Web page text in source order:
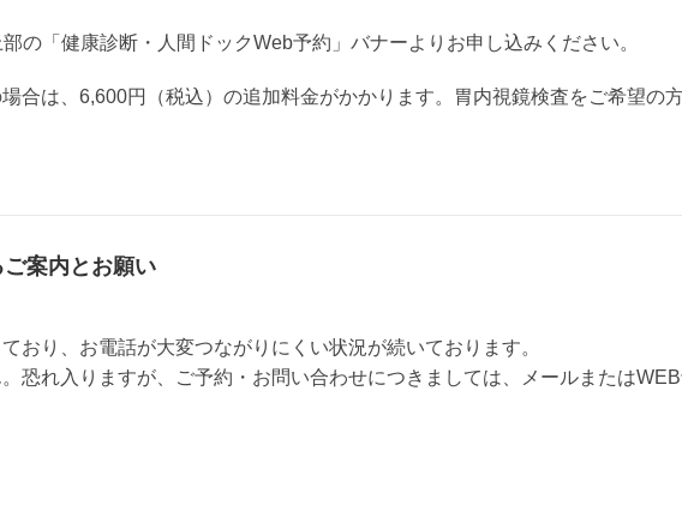
の「健康診断・人間ドックWeb予約」バナーよりお申し込みください。
合は、6,600円（税込）の追加料金がかかります。胃内視鏡検査をご希望の
案内とお願い
おり、お電話が大変つながりにくい状況が続いております。
恐れ入りますが、ご予約・お問い合わせにつきましては、メールまたは